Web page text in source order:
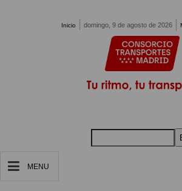
Inicio domingo, 9 de agosto de 2026
MENU